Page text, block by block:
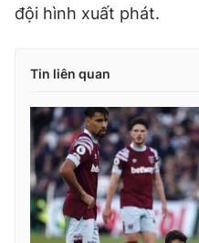
đội hình xuất phát.
Tin liên quan